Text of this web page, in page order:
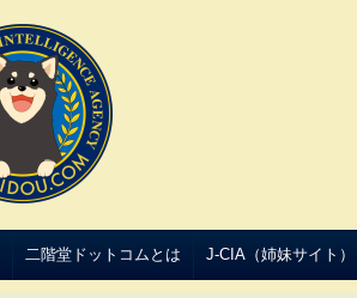
二階堂ドットコムとは J-CIA（姉妹サイト）